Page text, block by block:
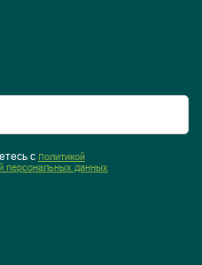
с Политикой
персональных данных